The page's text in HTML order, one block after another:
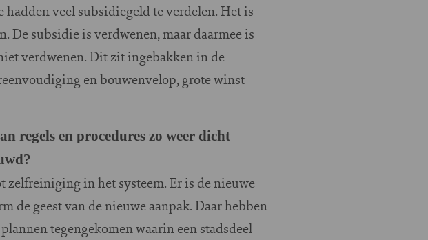
hadden veel subsidiegeld te verdelen. Het is
subsidie is verdwenen, maar daarmee is
verdwenen. Dit zit ingebakken in de
en bouwenvelop, grote winst
regels en procedures zo weer dicht
zelfreiniging in het systeem. Er is de nieuwe
de geest van de nieuwe aanpak. Daar hebben
tegengekomen waarin een stadsdeel